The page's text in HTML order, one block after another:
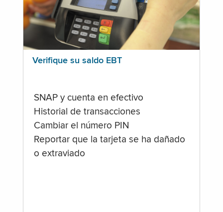
Verifique su saldo EBT
SNAP y cuenta en efectivo
Historial de transacciones
Cambiar el número PIN
Reportar que la tarjeta se ha dañado
o extraviado